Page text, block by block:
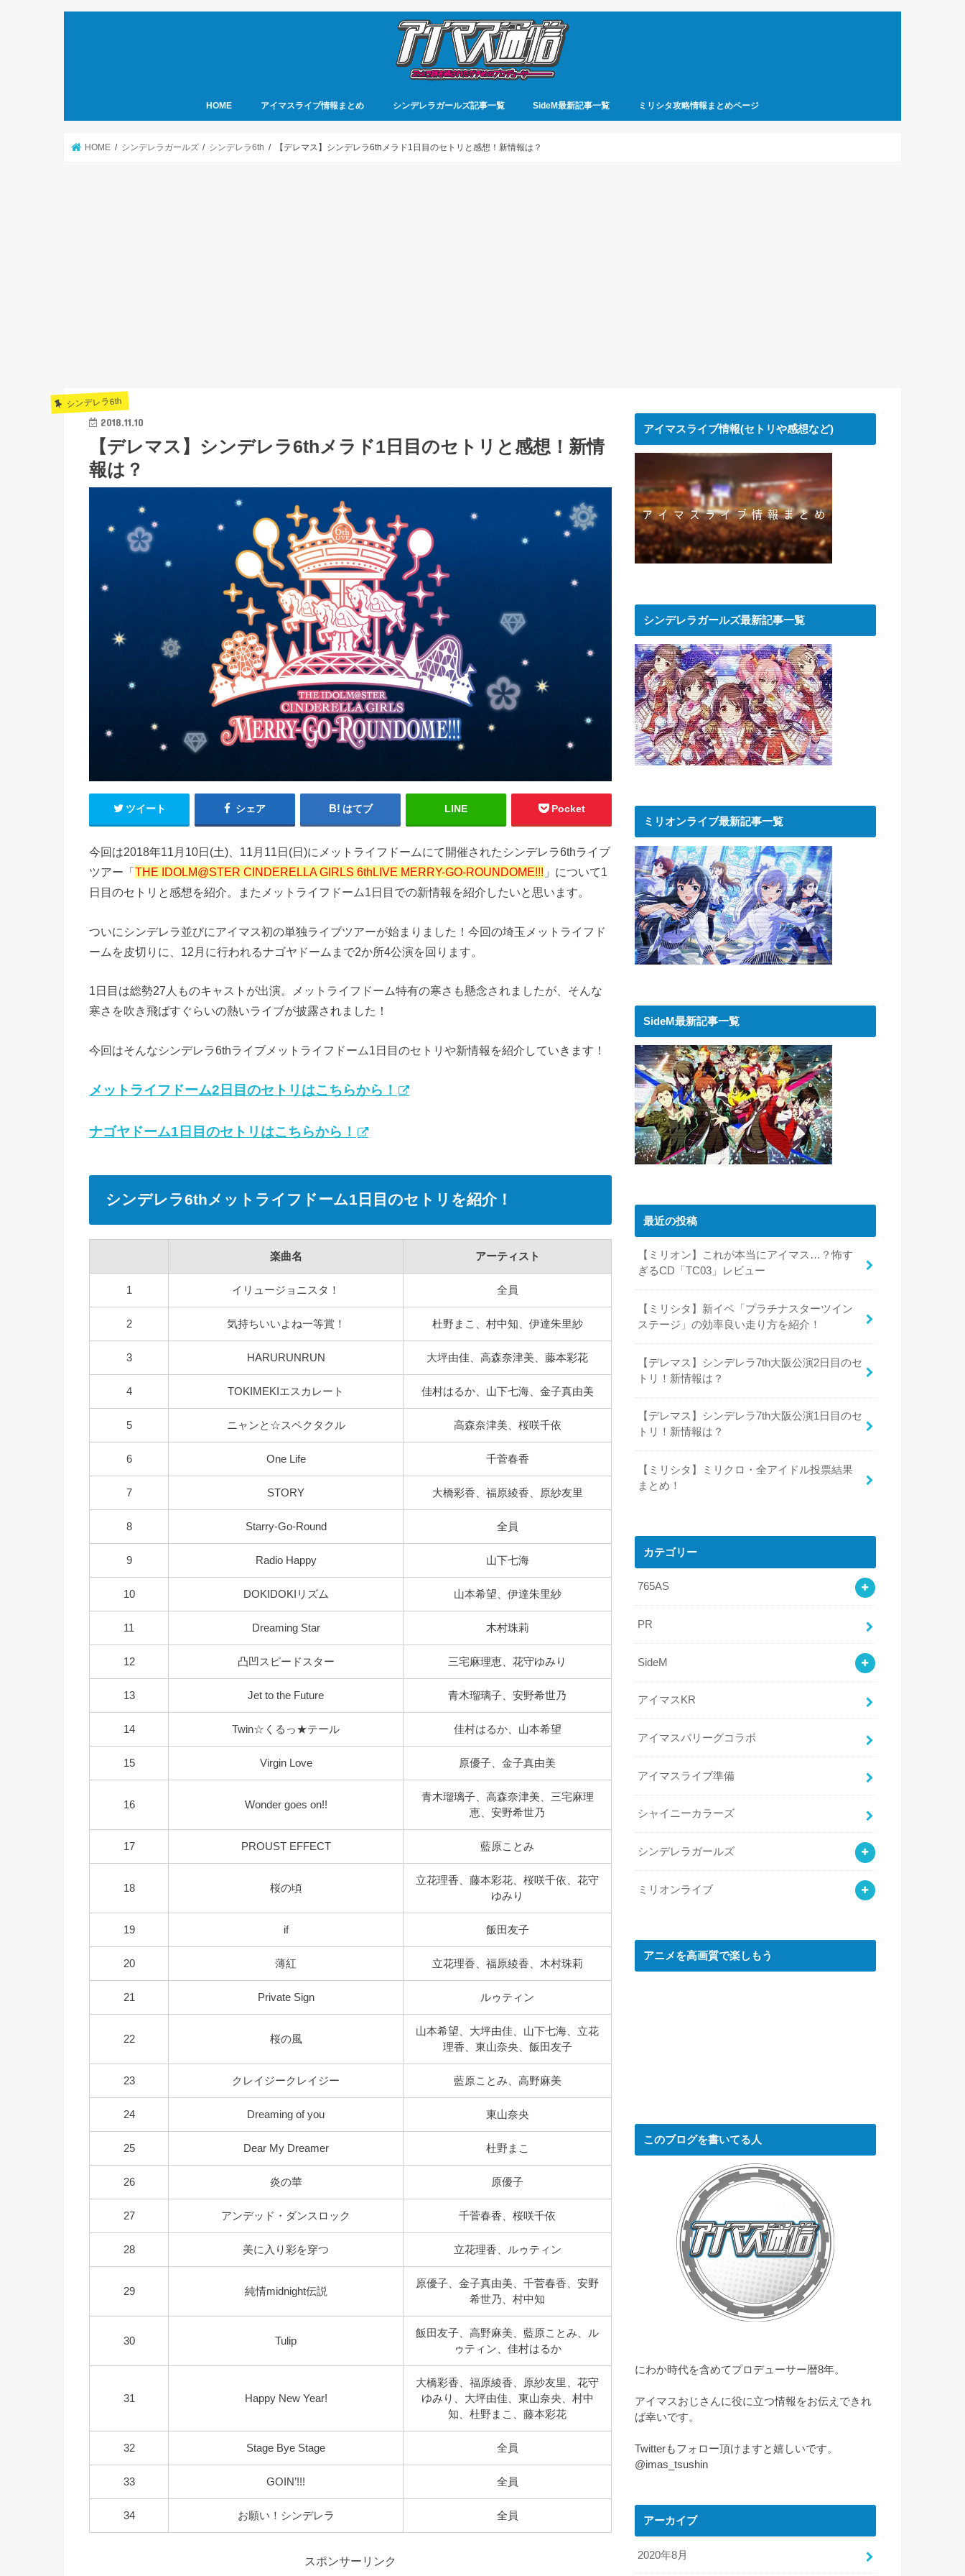
HOME アイマスライブ情報まとめ シンデレラガールズ記事一覧 SideM最新記事一覧 ミリシタ攻略情報まとめページ
HOME シンデレラガールズ シンデレラ6th 【デレマス】シンデレラ6thメラド1日目のセトリと感想！新情報は？
シンデレラ6th
2018.11.10
【デレマス】シンデレラ6thメラド1日目のセトリと感想！新情
報は？
ツイート シェア はてブ LINE Pocket
今回は2018年11月10日(土)、11月11日(日)にメットライフドームにて開催されたシンデレラ6thライブ
ツアー「 THE IDOLM@STER CINDERELLA GIRLS 6thLIVE MERRY-GO-ROUNDOME!!! 」について1
日目のセトリと感想を紹介。またメットライフドーム1日目での新情報を紹介したいと思います。
ついにシンデレラ並びにアイマス初の単独ライブツアーが始まりました！今回の埼玉メットライフド
ームを皮切りに、12月に行われるナゴヤドームまで2か所4公演を回ります。
1日目は総勢27人ものキャストが出演。メットライフドーム特有の寒さも懸念されましたが、そんな
寒さを吹き飛ばすぐらいの熱いライブが披露されました！
今回はそんなシンデレラ6thライブメットライフドーム1日目のセトリや新情報を紹介していきます！
メットライフドーム2日目のセトリはこちらから！
ナゴヤドーム1日目のセトリはこちらから！
シンデレラ6thメットライフドーム1日目のセトリを紹介！
楽曲名 アーティスト
1 イリュージョニスタ！ 全員
2 気持ちいいよね一等賞！ 杜野まこ、村中知、伊達朱里紗
3 HARURUNRUN 大坪由佳、高森奈津美、藤本彩花
4 TOKIMEKIエスカレート 佳村はるか、山下七海、金子真由美
5 ニャンと☆スペクタクル 高森奈津美、桜咲千依
6 One Life 千菅春香
7 STORY 大橋彩香、福原綾香、原紗友里
8 Starry-Go-Round 全員
9 Radio Happy 山下七海
10 DOKIDOKIリズム 山本希望、伊達朱里紗
11 Dreaming Star 木村珠莉
12 凸凹スピードスター 三宅麻理恵、花守ゆみり
13 Jet to the Future 青木瑠璃子、安野希世乃
14 Twin☆くるっ★テール 佳村はるか、山本希望
15 Virgin Love 原優子、金子真由美
16 Wonder goes on!!
青木瑠璃子、高森奈津美、三宅麻理
恵、安野希世乃
17 PROUST EFFECT 藍原ことみ
18 桜の頃
立花理香、藤本彩花、桜咲千依、花守
ゆみり
19 if 飯田友子
20 薄紅 立花理香、福原綾香、木村珠莉
21 Private Sign ルゥティン
22 桜の風
山本希望、大坪由佳、山下七海、立花
理香、東山奈央、飯田友子
23 クレイジークレイジー 藍原ことみ、高野麻美
24 Dreaming of you 東山奈央
25 Dear My Dreamer 杜野まこ
26 炎の華 原優子
27 アンデッド・ダンスロック 千菅春香、桜咲千依
28 美に入り彩を穿つ 立花理香、ルゥティン
29 純情midnight伝説
原優子、金子真由美、千菅春香、安野
希世乃、村中知
30 Tulip
飯田友子、高野麻美、藍原ことみ、ル
ゥティン、佳村はるか
31 Happy New Year!
大橋彩香、福原綾香、原紗友里、花守
ゆみり、大坪由佳、東山奈央、村中
知、杜野まこ、藤本彩花
32 Stage Bye Stage 全員
33 GOIN’!!! 全員
34 お願い！シンデレラ 全員
スポンサーリンク
アイマスライブ情報(セトリや感想など)
シンデレラガールズ最新記事一覧
ミリオンライブ最新記事一覧
SideM最新記事一覧
最近の投稿
【ミリオン】これが本当にアイマス…？怖す
ぎるCD「TC03」レビュー
【ミリシタ】新イベ「プラチナスターツイン
ステージ」の効率良い走り方を紹介！
【デレマス】シンデレラ7th大阪公演2日目のセ
トリ！新情報は？
【デレマス】シンデレラ7th大阪公演1日目のセ
トリ！新情報は？
【ミリシタ】ミリクロ・全アイドル投票結果
まとめ！
カテゴリー
765AS
PR
SideM
アイマスKR
アイマスパリーグコラボ
アイマスライブ準備
シャイニーカラーズ
シンデレラガールズ
ミリオンライブ
アニメを高画質で楽しもう
このブログを書いてる人
にわか時代を含めてプロデューサー暦8年。
アイマスおじさんに役に立つ情報をお伝えできれ
ば幸いです。
Twitterもフォロー頂けますと嬉しいです。
@imas_tsushin
アーカイブ
2020年8月